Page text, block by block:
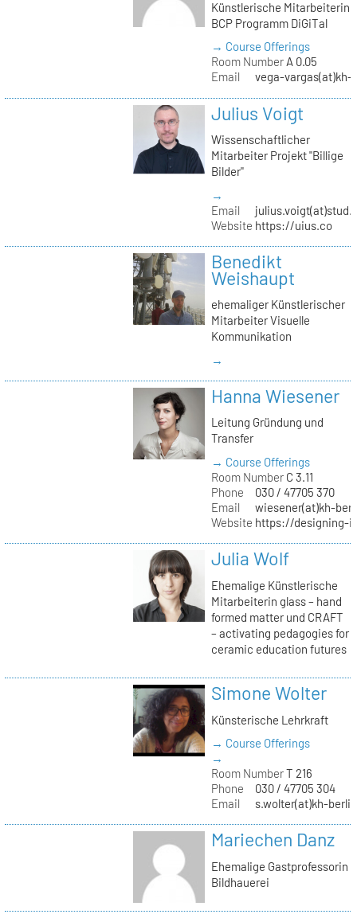
Künstlerische Mitarbeiterin
BCP Programm DiGiTal
→ Course Offerings
Room NumberA 0.05
Email
vega-vargas(at)kh-
Julius Voigt
Wissenschaftlicher
Mitarbeiter Projekt "Billige
Bilder"
→
Email
Website https://uius.co
Benedikt
Weishaupt
ehemaliger Künstlerischer
Mitarbeiter Visuelle
Kommunikation
→
Hanna Wiesener
Leitung Gründung und
Transfer
→ Course Offerings
Room NumberC 3.11
Phone
030 / 47705 370
Email
wiesener(at)kh-
Website https://designing-
Julia Wolf
Ehemalige Künstlerische
Mitarbeiterin glass – hand
formed matter und CRAFT
– activating pedagogies for
ceramic education futures
Simone Wolter
Künsterische Lehrkraft
→ Course Offerings
→
Room NumberT 216
Phone
030 / 47705 304
Email
s.wolter(at)kh-
Mariechen Danz
Ehemalige Gastprofessorin
Bildhauerei